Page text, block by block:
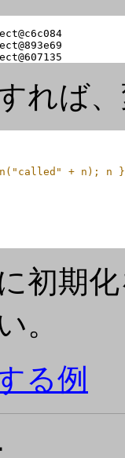
れば
+ n); n }
初期
。
る例